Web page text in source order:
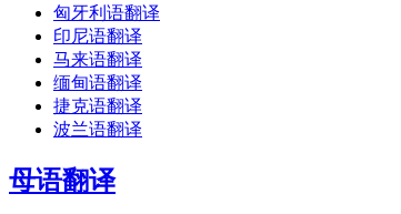
匈牙利语翻译
印尼语翻译
马来语翻译
缅甸语翻译
捷克语翻译
波兰语翻译
母语翻译